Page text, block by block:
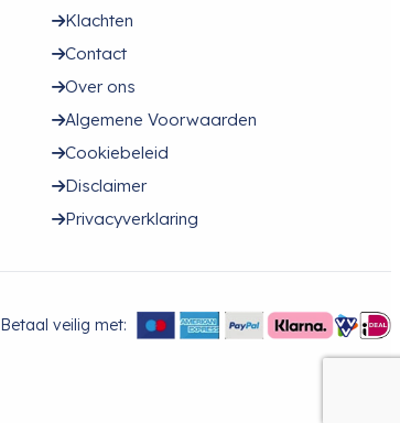
Klachten
Contact
Over ons
Algemene Voorwaarden
Cookiebeleid
Disclaimer
Privacyverklaring
Betaal veilig met: